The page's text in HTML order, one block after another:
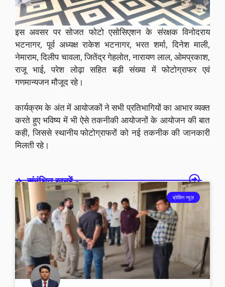
इस अवसर पर सोजत फोटो एसोसिएशन के संरक्षक विनोदराय
भटनागर, पूर्व अध्यक्ष राकेश भटनागर, भरत शर्मा, दिनेश माली,
नेमाराम, दिलीप चावला, जितेंद्र गेहलोत, नारायण लाल, ओमप्रकाश,
राजू भाई, परेश लोढ़ा सहित बड़ी संख्या में फोटोग्राफर एवं
गणमान्यजन मौजूद रहे।
कार्यक्रम के अंत में आयोजकों ने सभी प्रतिभागियों का आभार व्यक्त
करते हुए भविष्य में भी ऐसे तकनीकी आयोजनों के आयोजन की बात
कही, जिससे स्थानीय फोटोग्राफरों को नई तकनीक की जानकारी
मिलती रहे।
संबंधित खबरें -
ब्रेकिंग न्यूज़